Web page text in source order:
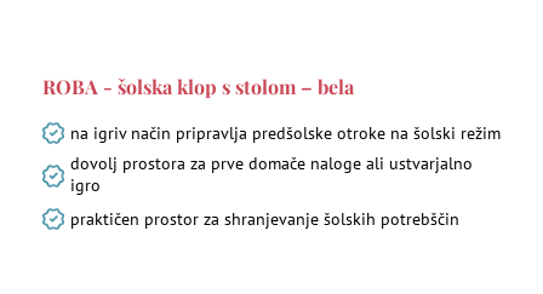
ROBA - šolska klop s stolom – bela
na igriv način pripravlja predšolske otroke na šolski režim
dovolj prostora za prve domače naloge ali ustvarjalno
igro
praktičen prostor za shranjevanje šolskih potrebščin